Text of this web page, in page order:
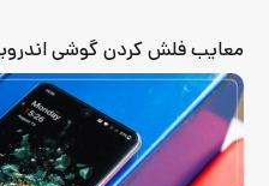
معایب فلش کردن گوشی